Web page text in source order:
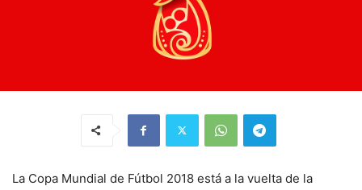
La Copa Mundial de Fútbol 2018 está a la vuelta de la